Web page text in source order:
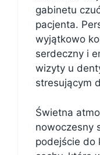
gabinetu
pacjenta.
wyjątkowo
serdeczny i
wizyty u
stresującym
Świetna
nowoczesny
podejście do